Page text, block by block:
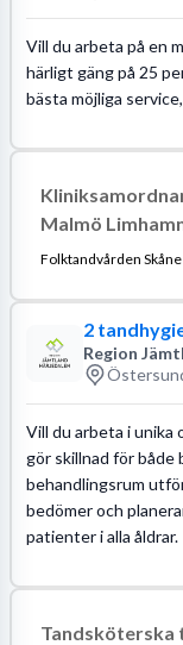
Vill du arbeta på en
härligt gäng på 25
bästa möjliga
Malmö
Folktandvården Skåne
2
Region
Vill du arbeta i unika
gör skillnad för både
behandlingsrum
bedömer och
patienter i alla åldrar.